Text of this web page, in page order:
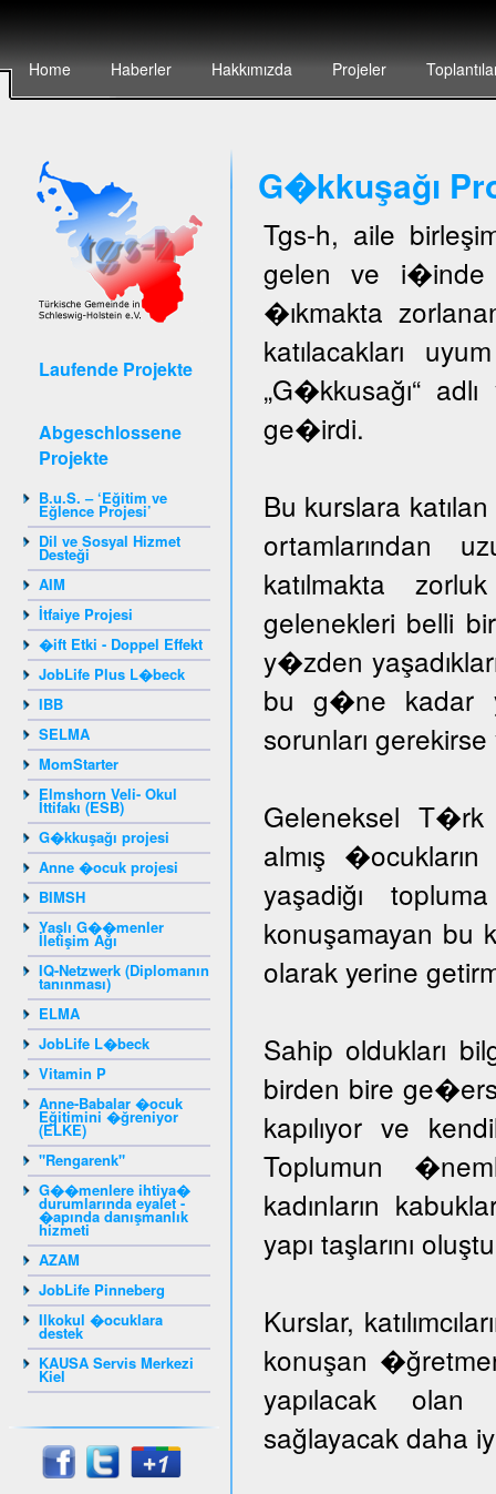
Home Haberler Hakkımızda Projeler
Laufende Projekte
Abgeschlossene
Projekte
B.u.S. – ‘Eğitim ve
Eğlence Projesi’
Dil ve Sosyal Hizmet
Desteği
AIM
İtfaiye Projesi
�ift Etki - Doppel Effekt
JobLife Plus L�beck
IBB
SELMA
MomStarter
Elmshorn Veli- Okul
İttifakı (ESB)
G�kkuşağı projesi
Anne �ocuk projesi
BIMSH
Yaşlı G��menler
İletişim Ağı
IQ-Netzwerk (Diplomanın
tanınması)
ELMA
JobLife L�beck
Vitamin P
Anne-Babalar �ocuk
Eğitimini �ğreniyor
(ELKE)
"Rengarenk"
G��menlere ihtiya�
durumlarında eyalet -
�apında danışmanlık
hizmeti
AZAM
JobLife Pinneberg
Ilkokul �ocuklara
destek
KAUSA Servis Merkezi
Kiel
G�kkuşağı
Tgs-h, aile
gelen ve i�inde
�ıkmakta
katılacakları
„G�kkusağı“
ge�irdi.
Bu kurslara
ortamlarından
katılmakta
gelenekleri belli
y�zden
bu g�ne kadar
sorunları
Geleneksel
almış
yaşadiğı
konuşamayan bu
olarak yerine
Sahip oldukları
birden bire
kapılıyor ve
Toplumun
kadınların
yapı taşlarını
Kurslar,
konuşan
yapılacak olan
sağlayacak daha